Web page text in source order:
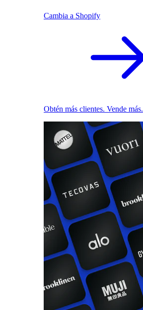
Cambia a Shopify
Obtén más clientes. Vende más.